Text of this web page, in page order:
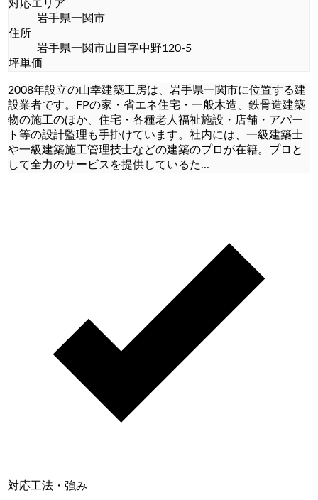
対応エリア
岩手県一関市
住所
岩手県一関市山目字中野120-5
坪単価
2008年設立の山幸建築工房は、岩手県一関市に位置する建
設業者です。FPの家・省エネ住宅・一般木造、鉄骨造建築
物の施工のほか、住宅・各種老人福祉施設・店舗・アパー
ト等の設計監理も手掛けています。社内には、一級建築士
や一級建築施工管理技士などの建築のプロが在籍。プロと
して全力のサービスを提供しているた...
対応工法・強み